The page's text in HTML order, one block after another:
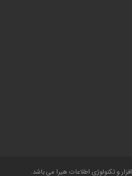
و تکنولوژی اطلاعات هیرا می باشد.